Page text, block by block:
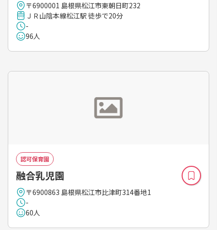
〒6900001 島根県松江市東朝日町232
ＪＲ山陰本線松江駅 徒歩で20分
-
96人
認可保育園
融合乳児園
〒6900863 島根県松江市比津町314番地1
-
60人